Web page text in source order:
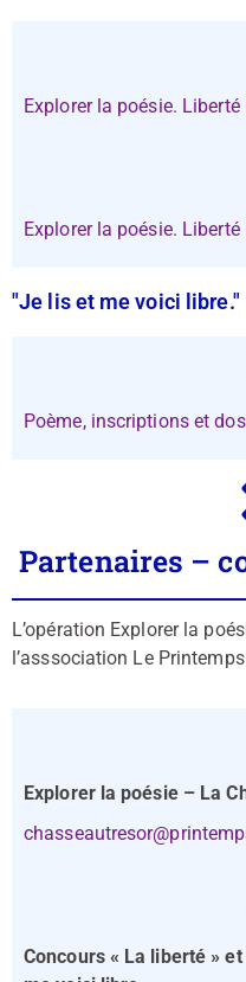
Explorer la poésie.
Explorer la poésie.
"Je lis et me voici libre."
Poème, inscriptions et
Partenaires –
L’opération Explorer la
l’asssociation Le
Explorer la poésie – La
Concours « La liberté »